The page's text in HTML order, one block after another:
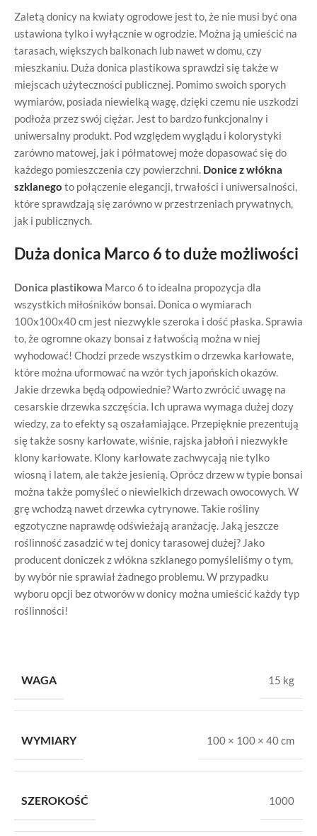
Zaletą donicy na kwiaty ogrodowe jest to, że nie musi być ona
ustawiona tylko i wyłącznie w ogrodzie. Można ją umieścić na
tarasach, większych balkonach lub nawet w domu, czy
mieszkaniu. Duża donica plastikowa sprawdzi się także w
miejscach użyteczności publicznej. Pomimo swoich sporych
wymiarów, posiada niewielką wagę, dzięki czemu nie uszkodzi
podłoża przez swój ciężar. Jest to bardzo funkcjonalny i
uniwersalny produkt. Pod względem wyglądu i kolorystyki
zarówno matowej, jak i półmatowej może dopasować się do
każdego pomieszczenia czy powierzchni. Donice z włókna
szklanego to połączenie elegancji, trwałości i uniwersalności,
które sprawdzają się zarówno w przestrzeniach prywatnych,
jak i publicznych.
Duża donica Marco 6 to duże możliwości
Donica plastikowa Marco 6 to idealna propozycja dla
wszystkich miłośników bonsai. Donica o wymiarach
100x100x40 cm jest niezwykle szeroka i dość płaska. Sprawia
to, że ogromne okazy bonsai z łatwością można w niej
wyhodować! Chodzi przede wszystkim o drzewka karłowate,
które można uformować na wzór tych japońskich okazów.
Jakie drzewka będą odpowiednie? Warto zwrócić uwagę na
cesarskie drzewka szczęścia. Ich uprawa wymaga dużej dozy
wiedzy, za to efekty są oszałamiające. Przepięknie prezentują
się także sosny karłowate, wiśnie, rajska jabłoń i niezwykłe
klony karłowate. Klony karłowate zachwycają nie tylko
wiosną i latem, ale także jesienią. Oprócz drzew w typie bonsai
można także pomyśleć o niewielkich drzewach owocowych. W
grę wchodzą nawet drzewka cytrynowe. Takie rośliny
egzotyczne naprawdę odświeżają aranżację. Jaką jeszcze
roślinność zasadzić w tej donicy tarasowej dużej? Jako
producent doniczek z włókna szklanego pomyśleliśmy o tym,
by wybór nie sprawiał żadnego problemu. W przypadku
wyboru opcji bez otworów w donicy można umieścić każdy typ
roślinności!
WAGA 15 kg
WYMIARY 100 × 100 × 40 cm
SZEROKOŚĆ 1000